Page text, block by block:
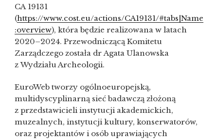
CA 19131
(https://www.cost.eu/actions/CA19131/#tabs|Name
:overview), która będzie realizowana w latach
2020–2024. Przewodniczącą Komitetu
Zarządczego została dr Agata Ulanowska
z Wydziału Archeologii.
EuroWeb tworzy ogólnoeuropejską,
multidyscyplinarną sieć badawczą złożoną
z przedstawicieli instytucji akademickich,
muzealnych, instytucji kultury, konserwatorów,
oraz projektantów i osób uprawiających